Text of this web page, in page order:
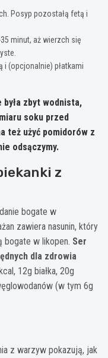
Posyp pozostałą fetą i
minut, aż wierzch się
i (opcjonalnie) płatkami
była zbyt wodnista,
soku przed
też użyć pomidorów z
odsączymy.
z
bogate w
zawiera nasunin, który
bogate w likopen. Ser
dla zdrowia
12g białka, 20g
(w tym 6g
z warzyw pokazują, jak